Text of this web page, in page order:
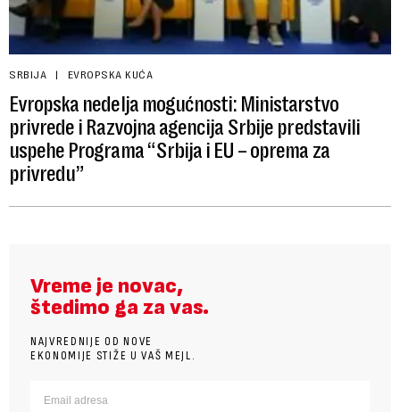
SRBIJA EVROPSKA KUĆA
Evropska nedelja mogućnosti: Ministarstvo
privrede i Razvojna agencija Srbije predstavili
uspehe Programa “Srbija i EU – oprema za
privredu”
Vreme je novac,
štedimo ga za vas.
NAJVREDNIJE OD NOVE
EKONOMIJE STIŽE U VAŠ MEJL.